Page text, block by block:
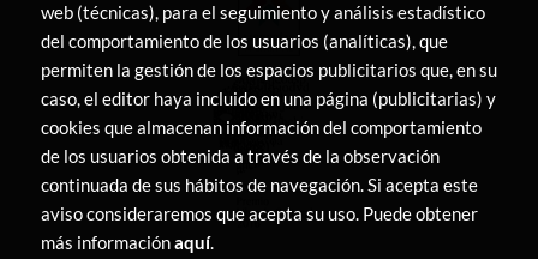
web (técnicas), para el seguimiento y análisis estadístico
del comportamiento de los usuarios (analíticas), que
permiten la gestión de los espacios publicitarios que, en su
caso, el editor haya incluido en una página (publicitarias) y
cookies que almacenan información del comportamiento
de los usuarios obtenida a través de la observación
continuada de sus hábitos de navegación. Si acepta este
aviso consideraremos que acepta su uso. Puede obtener
más informaciónaquí.